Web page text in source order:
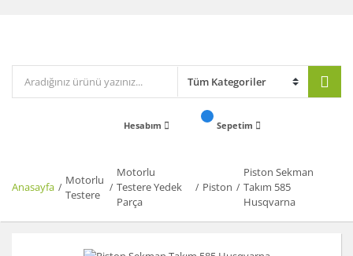
Hesabım Sepetim
Anasayfa
Motorlu
Testere
Motorlu
Testere Yedek
Parça
Piston
Piston Sekman
Takım 585
Husqvarna